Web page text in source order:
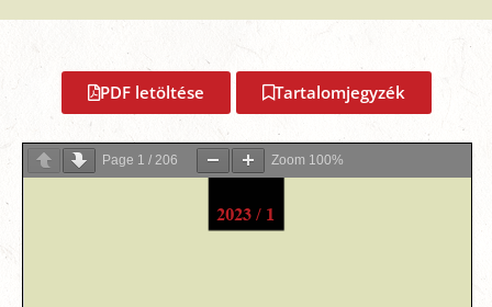
PDF letöltése Tartalomjegyzék
Page 1 / 206 Zoom 100%